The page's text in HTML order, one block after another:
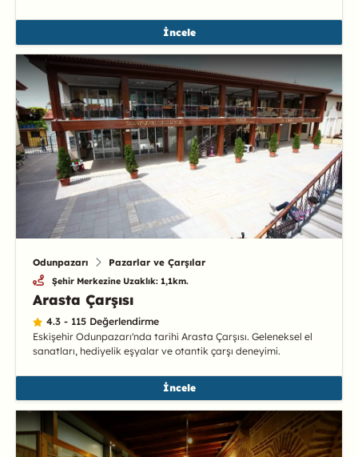
İncele
Odunpazarı Pazarlar ve Çarşılar
Şehir Merkezine Uzaklık: 1,1km.
Arasta Çarşısı
4.3 - 115 Değerlendirme
Eskişehir Odunpazarı'nda tarihi Arasta Çarşısı. Geleneksel el
sanatları, hediyelik eşyalar ve otantik çarşı deneyimi.
İncele